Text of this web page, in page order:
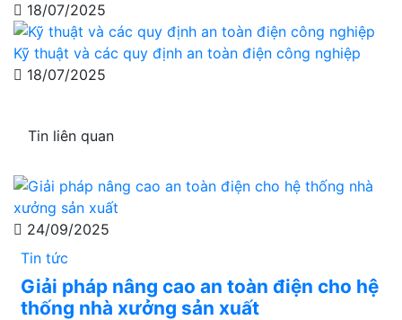
18/07/2025
Kỹ thuật và các quy định an toàn điện công nghiệp
18/07/2025
Tin liên quan
24/09/2025
Tin tức
Giải pháp nâng cao an toàn điện cho hệ
thống nhà xưởng sản xuất